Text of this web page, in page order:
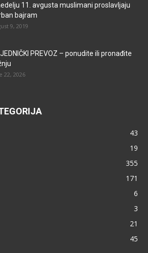
11. avgusta muslimani proslavljaju
bajram
9, 2019
PREVOZ – ponudite ili pronađite
22, 2026
43
19
355
171
6
3
21
45